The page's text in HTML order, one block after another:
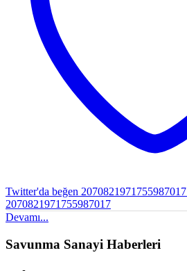
Twitter'da beğen 2070821971755987017
2070821971755987017
Devamı...
Savunma Sanayi Haberleri